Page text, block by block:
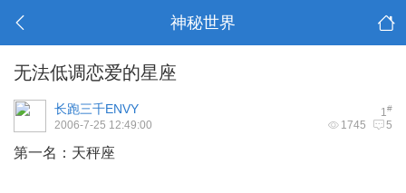
神秘世界
无法低调恋爱的星座
1#
长跑三千ENVY
1745 5
2006-7-25 12:49:00
第一名：天秤座